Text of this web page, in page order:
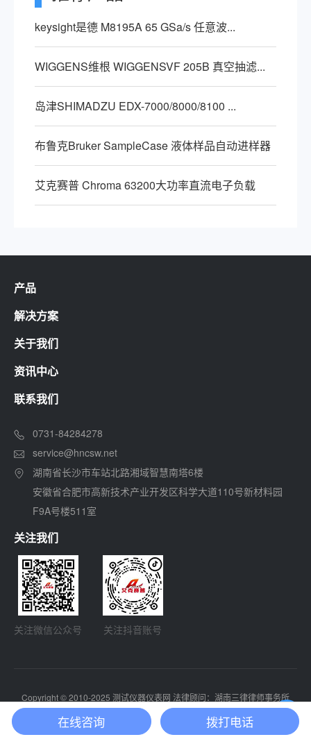
keysight是德 M8195A 65 GSa/s 任意波...
WIGGENS维根 WIGGENSVF 205B 真空抽滤...
岛津SHIMADZU EDX-7000/8000/8100 ...
布鲁克Bruker SampleCase 液体样品自动进样器
艾克赛普 Chroma 63200大功率直流电子负载
产品
解决方案
关于我们
资讯中心
联系我们
0731-84284278
service@hncsw.net
湖南省长沙市车站北路湘域智慧南塔6楼
安徽省合肥市高新技术产业开发区科学大道110号新材料园
F9A号楼511室
关注我们
关注微信公众号 关注抖音账号
Copyright © 2010-2025 测试仪器仪表网 法律顾问：湖南三律律师事务所
湘ICP备13003126号-1
在线咨询 拨打电话